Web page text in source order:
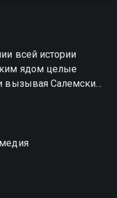
всей истории
ядом целые
вызывая Салемский